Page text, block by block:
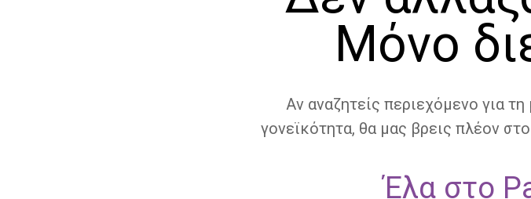
Μόνο
Αν αναζητείς περιεχόμενο για
γονεϊκότητα, θα μας βρεις πλέον στο
Έλα στο